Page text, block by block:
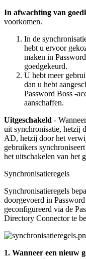
In afwachting van
voorkomen.
In de
hebt u ervoor
maken in Password
goedgekeurd.
U hebt meer
dan u hebt
Password Boss -
aanschaffen.
Uitgeschakeld - Wanneer
uit synchronisatie, hetzij
AD, hetzij door het
gebruikers synchroniseert
het uitschakelen van het
Synchronisatieregels
Synchronisatieregels
doorgevoerd in Password
geconfigureerd via de
Directory Connector te
1. Wanneer een nieuw